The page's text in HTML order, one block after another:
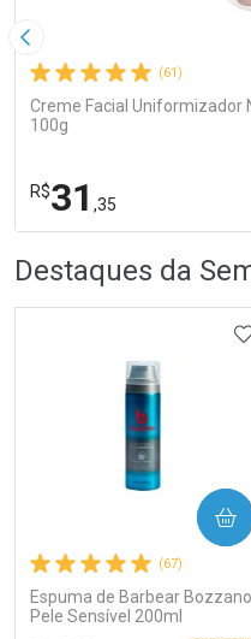
Imagem Anterior
(61)
Creme Facial Uniformizador
100g
R$31 ,35
Laboratório
Comprar sem Desconto
Por R$ 31,35/cada
Por Menos
Comprar sem Desconto
Por R$ 31,35/cada
Destaques da
(67)
Espuma de Barbear Bozzano
Pele Sensível 200ml
COMPRAR